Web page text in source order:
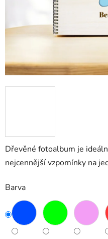
Dřevěné fotoalbum je
nejcennější vzpomínky na
Barva